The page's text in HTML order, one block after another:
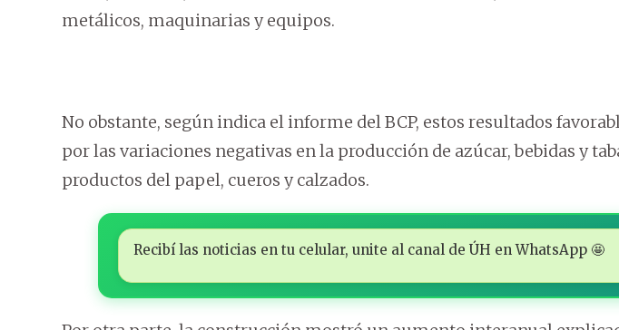
metálicos, maquinarias y equipos.
No obstante, según indica el informe del BCP, estos resultados
por las variaciones negativas en la producción de azúcar, bebidas y
productos del papel, cueros y calzados.
Recibí las noticias en tu celular, unite al canal de ÚH en WhatsApp 🤩